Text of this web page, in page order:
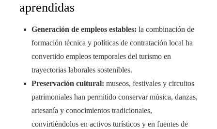
aprendidas
Generación de empleos estables: la combinación de
formación técnica y políticas de contratación local ha
convertido empleos temporales del turismo en
trayectorias laborales sostenibles.
Preservación cultural: museos, festivales y circuitos
patrimoniales han permitido conservar música, danzas,
artesanía y conocimientos tradicionales,
convirtiéndolos en activos turísticos y en fuentes de